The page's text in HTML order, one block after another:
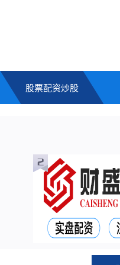
股票配资炒股